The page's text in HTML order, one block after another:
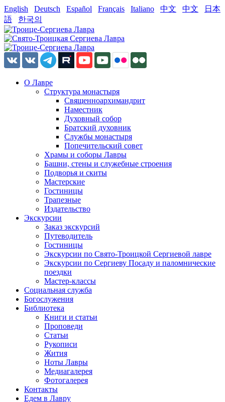
English Deutsch Español Français Italiano 中文 中文
日本
語
한국의
О Лавре
Структура монастыря
Священноархимандрит
Наместник
Духовный собор
Братский духовник
Службы монастыря
Попечительский совет
Храмы и соборы Лавры
Башни, стены и служебные строения
Подворья и скиты
Мастерские
Гостиницы
Трапезные
Издательство
Экскурсии
Заказ экскурсий
Путеводитель
Гостиницы
Экскурсии по Свято-Троицкой Сергиевой лавре
Экскурсии по Сергиеву Посаду и паломнические
поездки
Мастер-классы
Социальная служба
Богослужения
Библиотека
Книги и статьи
Проповеди
Статьи
Рукописи
Жития
Ноты Лавры
Медиагалерея
Фотогалерея
Контакты
Едем в Лавру